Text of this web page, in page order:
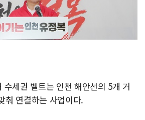
세권 벨트는 인천 해안선의 5개 거
춰 연결하는 사업이다.